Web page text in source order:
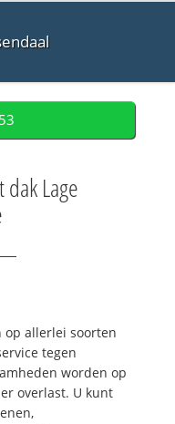
Lage
op allerlei soorten
tegen
worden op
overlast. U kunt